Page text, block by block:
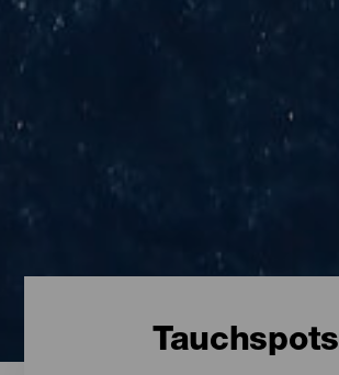
Tauchspots